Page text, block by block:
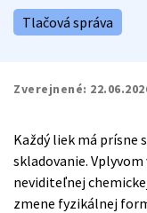
Tlačová správa
Zverejnené:
Každý liek má
skladovanie.
neviditeľnej
zmene fyzikálnej